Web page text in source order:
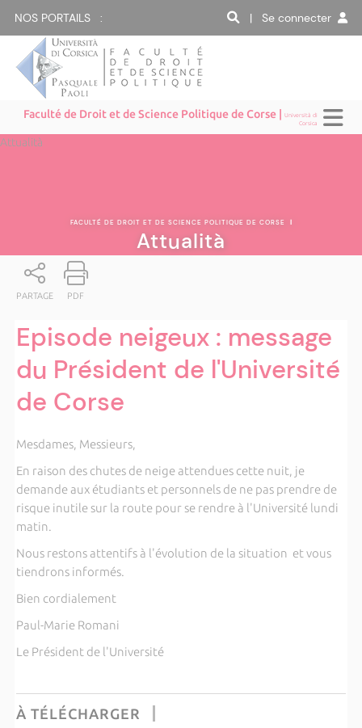
NOS PORTAILS : | Se connecter
Faculté de Droit et de Science Politique de Corse |Università di
Corsica
Attualità
FACULTÉ DE DROIT ET DE SCIENCE POLITIQUE DE CORSE |
Attualità
PARTAGE PDF
Episode neigeux : message
du Président de l'Université
de Corse
Mesdames, Messieurs,
En raison des chutes de neige attendues cette nuit, je
demande aux étudiants et personnels de ne pas prendre de
risque inutile sur la route pour se rendre à l'Université lundi
matin.
Nous restons attentifs à l'évolution de la situation et vous
tiendrons informés.
Bien cordialement
Paul-Marie Romani
Le Président de l'Université
À TÉLÉCHARGER